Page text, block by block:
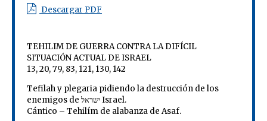
Descargar PDF
TEHILIM DE GUERRA CONTRA LA DIFÍCIL
SITUACIÓN ACTUAL DE ISRAEL
13, 20, 79, 83, 121, 130, 142
Tefilah y plegaria pidiendo la destrucción de los
enemigos de ישראל Israel.
Cántico – Tehilím de alabanza de Asaf.